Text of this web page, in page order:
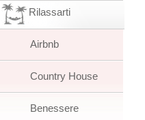
Rilassarti
Airbnb
Country House
Benessere